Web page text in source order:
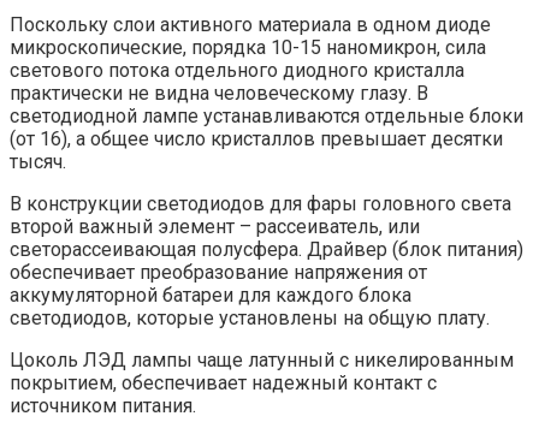
Поскольку слои активного материала в одном диоде
микроскопические, порядка 10-15 наномикрон, сила
светового потока отдельного диодного кристалла
практически не видна человеческому глазу. В
светодиодной лампе устанавливаются отдельные блоки
(от 16), а общее число кристаллов превышает десятки
тысяч.
В конструкции светодиодов для фары головного света
второй важный элемент – рассеиватель, или
светорассеивающая полусфера. Драйвер (блок питания)
обеспечивает преобразование напряжения от
аккумуляторной батареи для каждого блока
светодиодов, которые установлены на общую плату.
Цоколь ЛЭД лампы чаще латунный с никелированным
покрытием, обеспечивает надежный контакт с
источником питания.